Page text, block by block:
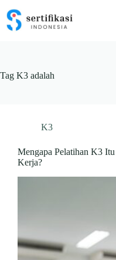
content
Tag K3 adalah
K3
Mengapa Pelatihan K3
Kerja?